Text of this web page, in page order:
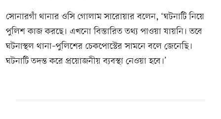
সোনারগাঁ থানার ওসি গোলাম সারোয়ার বলেন, ‘ঘটনাটি নিয়ে
পুলিশ কাজ করছে। এখনো বিস্তারিত তথ্য পাওয়া যায়নি। তবে
ঘটনাস্থল থানা–পুলিশের চেকপোস্টের সামনে বলে জেনেছি।
ঘটনাটি তদন্ত করে প্রয়োজনীয় ব্যবস্থা নেওয়া হবে।’